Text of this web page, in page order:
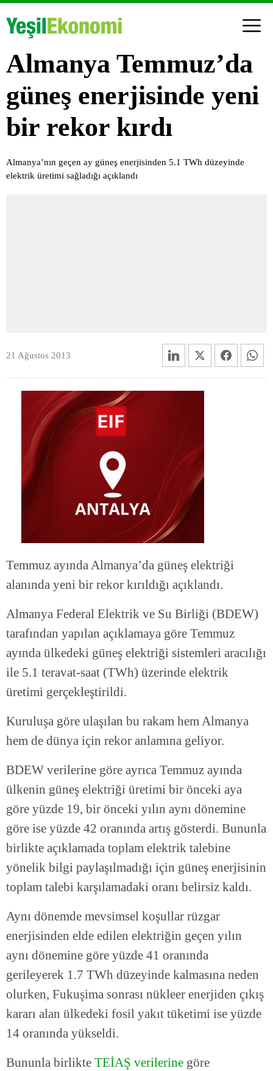
Almanya Temmuz’da
güneş enerjisinde yeni
bir rekor kırdı
Almanya’nın geçen ay güneş enerjisinden 5.1 TWh düzeyinde
elektrik üretimi sağladığı açıklandı
21 Ağustos 2013
Temmuz ayında Almanya’da güneş elektriği
alanında yeni bir rekor kırıldığı açıklandı.
Almanya Federal Elektrik ve Su Birliği (BDEW)
tarafından yapılan açıklamaya göre Temmuz
ayında ülkedeki güneş elektriği sistemleri aracılığı
ile 5.1 teravat-saat (TWh) üzerinde elektrik
üretimi gerçekleştirildi.
Kuruluşa göre ulaşılan bu rakam hem Almanya
hem de dünya için rekor anlamına geliyor.
BDEW verilerine göre ayrıca Temmuz ayında
ülkenin güneş elektriği üretimi bir önceki aya
göre yüzde 19, bir önceki yılın aynı dönemine
göre ise yüzde 42 oranında artış gösterdi. Bununla
birlikte açıklamada toplam elektrik talebine
yönelik bilgi paylaşılmadığı için güneş enerjisinin
toplam talebi karşılamadaki oranı belirsiz kaldı.
Aynı dönemde mevsimsel koşullar rüzgar
enerjisinden elde edilen elektriğin geçen yılın
aynı dönemine göre yüzde 41 oranında
gerileyerek 1.7 TWh düzeyinde kalmasına neden
olurken, Fukuşima sonrası nükleer enerjiden çıkış
kararı alan ülkedeki fosil yakıt tüketimi ise yüzde
14 oranında yükseldi.
Bununla birlikte TEİAŞ verilerine göre